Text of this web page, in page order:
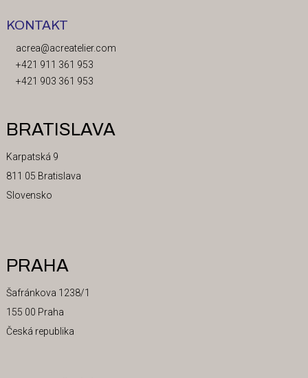
KONTAKT
acrea@acreatelier.com
+421 911 361 953
+421 903 361 953
BRATISLAVA
Karpatská 9
811 05 Bratislava
Slovensko
PRAHA
Šafránkova 1238/1
155 00 Praha
Česká republika